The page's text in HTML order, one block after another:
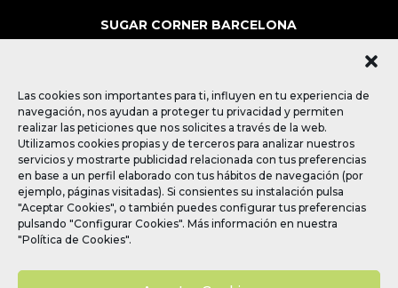
Las cookies son importantes para ti, influyen en tu experiencia de
navegación, nos ayudan a proteger tu privacidad y permiten
realizar las peticiones que nos solicites a través de la web.
Utilizamos cookies propias y de terceros para analizar nuestros
servicios y mostrarte publicidad relacionada con tus preferencias
en base a un perfil elaborado con tus hábitos de navegación (por
ejemplo, páginas visitadas). Si consientes su instalación pulsa
"Aceptar Cookies", o también puedes configurar tus preferencias
pulsando "Configurar Cookies". Más información en nuestra
"Política de Cookies".
SUGAR CORNER BARCELONA
CONTACTO
SÍGUENOS
Política de Redes Sociales